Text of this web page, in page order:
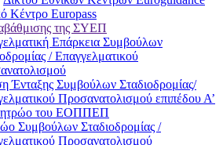
Κέντρο Europass
της ΣΥΕΠ
Επάρκεια Συμβούλων
/ Επαγγελματικού
Ένταξης Συμβούλων Σταδιοδρομίας/
Προσανατολισμού επιπέδου Α’
του ΕΟΠΠΕΠ
Συμβούλων Σταδιοδρομίας /
Προσανατολισμού